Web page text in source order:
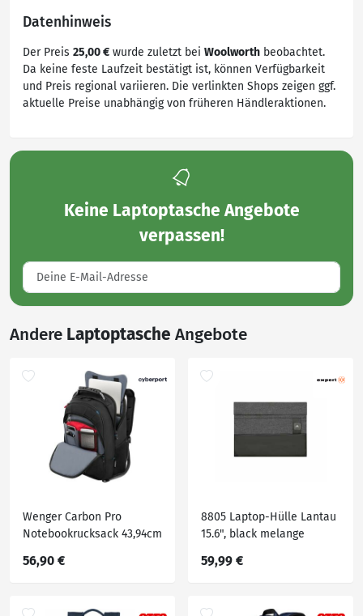
Datenhinweis
Der Preis 25,00 € wurde zuletzt bei Woolworth beobachtet.
Da keine feste Laufzeit bestätigt ist, können Verfügbarkeit
und Preis regional variieren. Die verlinkten Shops zeigen ggf.
aktuelle Preise unabhängig von früheren Händleraktionen.
Keine Laptoptasche Angebote
verpassen!
Andere Laptoptasche Angebote
Wenger Carbon Pro
Notebookrucksack 43,94cm
56,90 €
8805 Laptop-Hülle Lantau
15.6", black melange
59,99 €